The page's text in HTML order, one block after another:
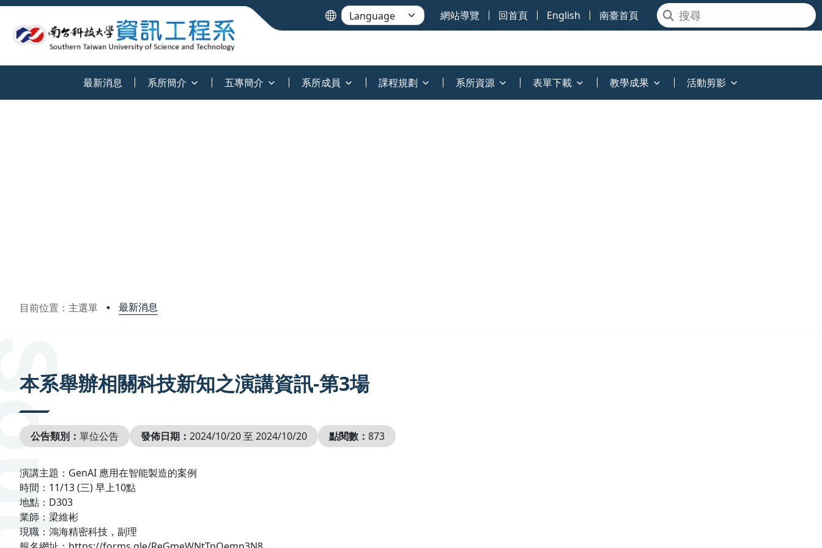
網站導覽 回首頁 English 南臺首頁
最新消息 系所簡介 五專簡介 系所成員 課程規劃 系所資源 表單下載 教學成果 活動剪影
目前位置：主選單 最新消息
本系舉辦相關科技新知之演講資訊-第3場
公告類別： 單位公告 發佈日期： 2024/10/20 至 2024/10/20 點閱數： 873
演講主題：GenAI 應用在智能製造的案例
時間：11/13 (三) 早上10點
地點：D303
業師：梁維彬
現職：鴻海精密科技，副理